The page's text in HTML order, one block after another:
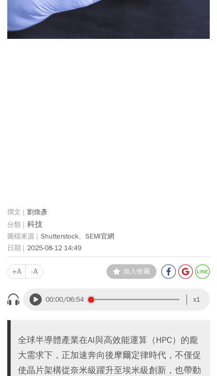
劉煥彥
科技
Shutterstock、SEMI官網
2025-08-12 14:49
+A -A 加入收藏
00:00/06:54 x1
全球半導體產業在AI與高效能運算（HPC）的龐
大需求下，正加速奔向後摩爾定律時代，不僅促
使晶片架構從奈米級躍升至埃米級創新，也帶動